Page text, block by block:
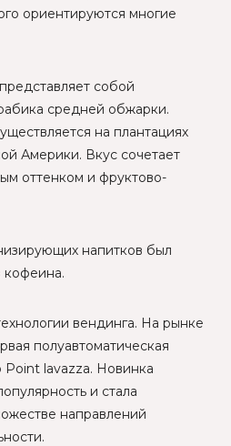
ориентируются многие
собой
средней обжарки.
на плантациях
Америки. Вкус сочетает
оттенком и фруктово-
напитков был
кофеина.
вендинга. На рынке
полуавтоматическая
lavazza. Новинка
и стала
направлений